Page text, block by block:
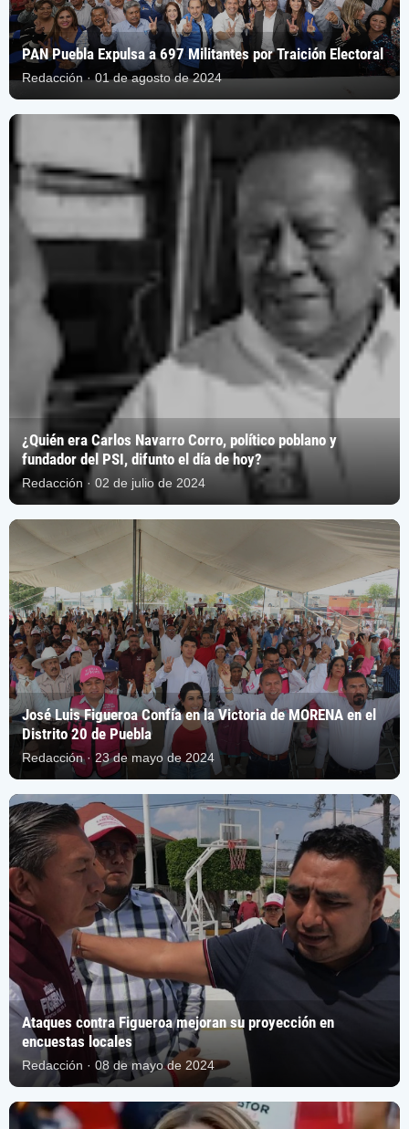
PAN Puebla Expulsa a 697 Militantes por Traición Electoral
Redacción · 01 de agosto de 2024
¿Quién era Carlos Navarro Corro, político poblano y
fundador del PSI, difunto el día de hoy?
Redacción · 02 de julio de 2024
José Luis Figueroa Confía en la Victoria de MORENA en el
Distrito 20 de Puebla
Redacción · 23 de mayo de 2024
Ataques contra Figueroa mejoran su proyección en
encuestas locales
Redacción · 08 de mayo de 2024